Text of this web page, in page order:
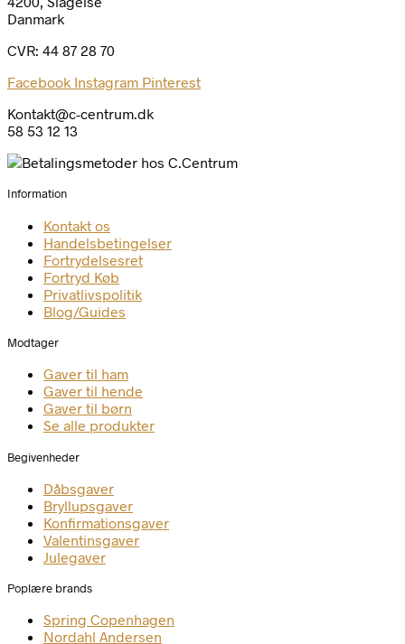
Danmark
CVR: 44 87 28 70
Facebook Instagram Pinterest
Kontakt@c-centrum.dk
58 53 12 13
Information
Kontakt os
Handelsbetingelser
Fortrydelsesret
Fortryd Køb
Privatlivspolitik
Blog/Guides
Modtager
Gaver til ham
Gaver til hende
Gaver til børn
Se alle produkter
Begivenheder
Dåbsgaver
Bryllupsgaver
Konfirmationsgaver
Valentinsgaver
Julegaver
Poplære brands
Spring Copenhagen
Nordahl Andersen